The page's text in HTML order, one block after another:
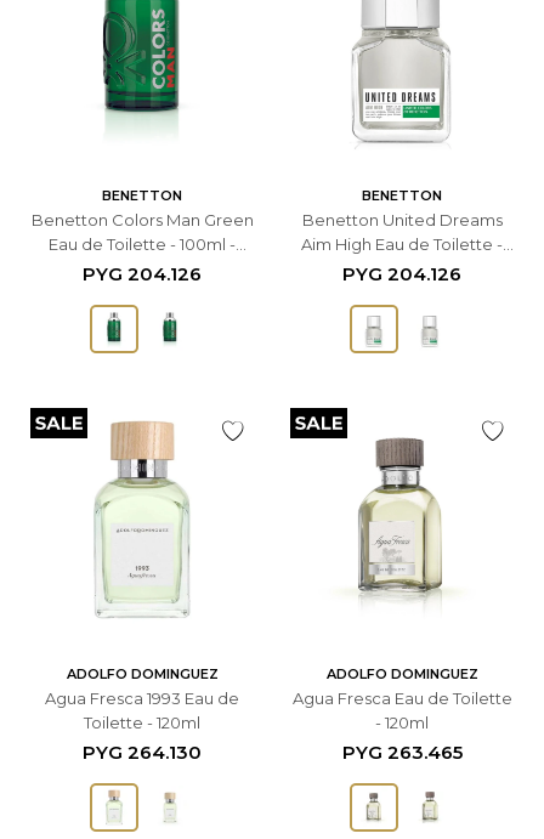
BENETTON
Benetton Colors Man Green
Eau de Toilette - 100ml -
Masculino
PYG 204.126
BENETTON
Benetton United Dreams
Aim High Eau de Toilette -
100ml - Masculino
PYG 204.126
ADOLFO DOMINGUEZ
Agua Fresca 1993 Eau de
Toilette - 120ml
PYG 264.130
ADOLFO DOMINGUEZ
Agua Fresca Eau de Toilette
- 120ml
PYG 263.465